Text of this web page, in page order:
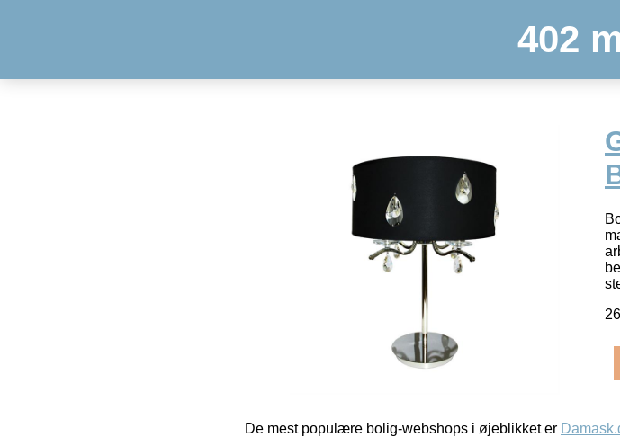
402
De mest populære bolig-webshops i øjeblikket er